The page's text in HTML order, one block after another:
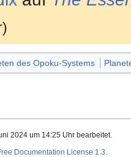
des Opoku-Systems
2024 um 14:25 Uhr bearbeitet.
Documentation License 1.3